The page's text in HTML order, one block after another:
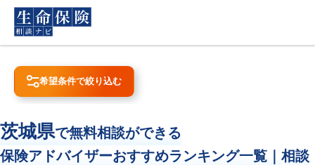
お住まい
相談したい保険
死亡保険
がん保険
希望条件で絞り込む
茨城県で無料相談ができる
保険アドバイザーおすすめランキング一覧｜相談